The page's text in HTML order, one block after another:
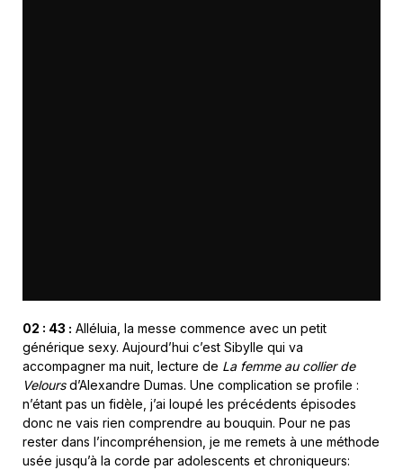
02 : 43 : Alléluia, la messe commence avec un petit
générique sexy. Aujourd’hui c’est Sibylle qui va
accompagner ma nuit, lecture de La femme au collier de
Veloursd’Alexandre Dumas. Une complication se profile :
n’étant pas un fidèle, j’ai loupé les précédents épisodes
donc ne vais rien comprendre au bouquin. Pour ne pas
rester dans l’incompréhension, je me remets à une méthode
usée jusqu’à la corde par adolescents et chroniqueurs: